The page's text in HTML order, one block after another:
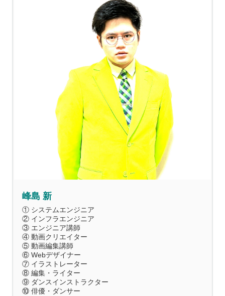
峰島 新
① システムエンジニア
② インフラエンジニア
③ エンジニア講師
④ 動画クリエイター
⑤ 動画編集講師
⑥ Webデザイナー
⑦ イラストレーター
⑧ 編集・ライター
⑨ ダンスインストラクター
⑩ 俳優・ダンサー